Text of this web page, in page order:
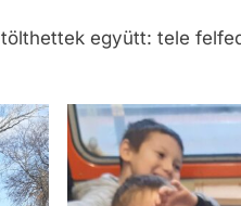
együtt: tele